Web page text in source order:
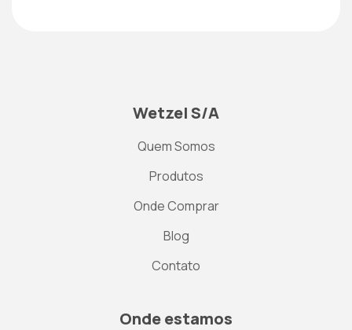
Wetzel S/A
Quem Somos
Produtos
Onde Comprar
Blog
Contato
Onde estamos